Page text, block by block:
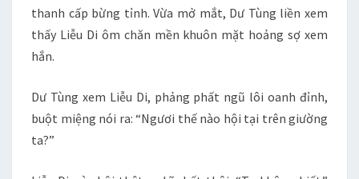
thanh cấp bừng tỉnh. Vừa mở mắt, Dư Tùng liền xem
thấy Liễu Di ôm chăn mền khuôn mặt hoảng sợ xem
hắn.
Dư Tùng xem Liễu Di, phảng phất ngũ lôi oanh đỉnh,
buột miệng nói ra: “Ngươi thế nào hội tại trên giường
ta?”